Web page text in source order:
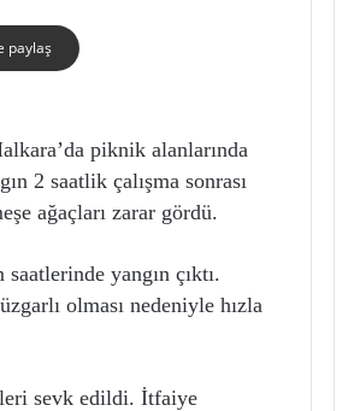
paylaş
piknik alanlarında
2 saatlik çalışma sonrası
ağaçları zarar gördü.
yangın çıktı.
olması nedeniyle hızla
sevk edildi. İtfaiye